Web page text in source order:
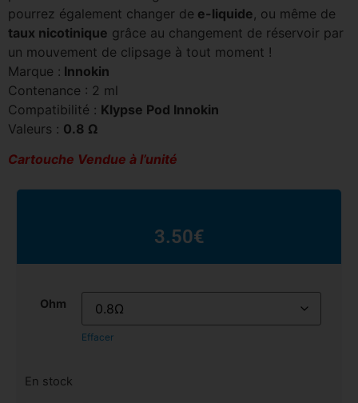
pourrez également changer de e-liquide, ou même de
taux nicotinique grâce au changement de réservoir par
un mouvement de clipsage à tout moment !
Marque : Innokin
Contenance : 2 ml
Compatibilité : Klypse Pod Innokin
Valeurs : 0.8 Ω
Cartouche Vendue à l’unité
3.50€
Ohm
Effacer
En stock